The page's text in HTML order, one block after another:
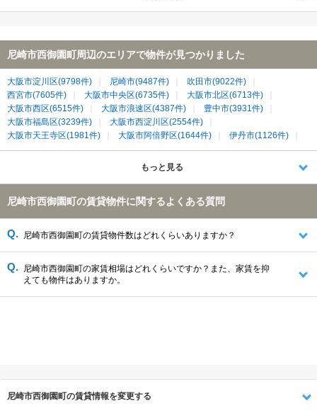
尼崎市西御園町周辺のエリアで物件が見つかりました
大阪市淀川区(9798件) 尼崎市(9487件)
吹田市(9022件)
西宮市(7605件)
大阪市中央区(6735件)
大阪市北区(6713件)
大阪市西区(6515件)
大阪市浪速区(4387件)
豊中市(3931件)
大阪市福島区(3239件)
大阪市西淀川区(2554件)
大阪市天王寺区(1981件)
大阪市阿倍野区(1644件)
伊丹市(1126件)
大阪市港区(1103件)
芦屋市(1083件)
宝塚市(1082件)
大阪市大正区(495件)
もっと見る
尼崎市西御園町の賃貸物件に関するよくある質問
尼崎市西御園町の賃貸物件数はどれくらいありますか？
尼崎市西御園町の家賃相場はどれくらいですか？また、家賃を抑
えても物件はありますか。
尼崎市西御園町の賃貸情報を変更する